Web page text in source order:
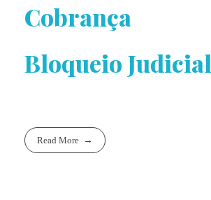
Cobrança
Bloqueio Judicial
Read More